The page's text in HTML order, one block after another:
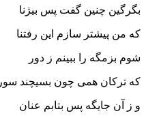
بگرگین چنین گفت پس بیژنا
که من پیشتر سازم این رفتنا
شوم بزمگه را ببینم ز دور
که ترکان همى چون بسیچند سور
و ز آن جایگه پس بتابم عنان